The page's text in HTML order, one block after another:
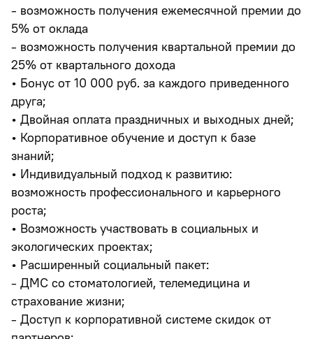
- возможность получения ежемесячной премии до
5% от оклада
- возможность получения квартальной премии до
25% от квартального дохода
• Бонус от 10 000 руб. за каждого приведенного
друга;
• Двойная оплата праздничных и выходных дней;
• Корпоративное обучение и доступ к базе
знаний;
• Индивидуальный подход к развитию:
возможность профессионального и карьерного
роста;
• Возможность участвовать в социальных и
экологических проектах;
• Расширенный социальный пакет:
- ДМС со стоматологией, телемедицина и
страхование жизни;
- Доступ к корпоративной системе скидок от